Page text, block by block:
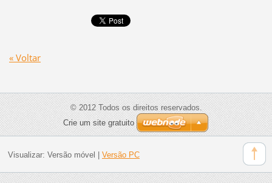
« Voltar
© 2012 Todos os direitos reservados.
Crie um site gratuito
Visualizar: Versão móvel | Versão PC